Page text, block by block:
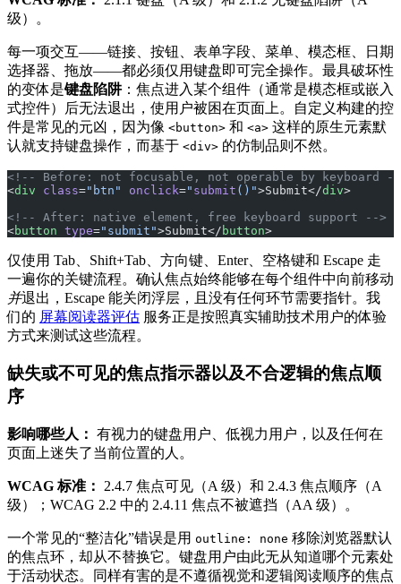
级）。
每一项交互——链接、按钮、表单字段、菜单、模态框、日期
选择器、拖放——都必须仅用键盘即可完全操作。最具破坏性
的变体是键盘陷阱：焦点进入某个组件（通常是模态框或嵌入
式控件）后无法退出，使用户被困在页面上。自定义构建的控
件是常见的元凶，因为像 <button> 和 <a> 这样的原生元素默
认就支持键盘操作，而基于 <div> 的仿制品则不然。
<!-- Before: not focusable, not operable by keyboard --
<div class="btn" onclick=" submit ()">Submit</div>
<!-- After: native element, free keyboard support -->
<button type="submit">Submit</ button>
仅使用 Tab、Shift+Tab、方向键、Enter、空格键和 Escape 走
一遍你的关键流程。确认焦点始终能够在每个组件中向前移动
并退出，Escape 能关闭浮层，且没有任何环节需要指针。我
们的 屏幕阅读器评估 服务正是按照真实辅助技术用户的体验
方式来测试这些流程。
缺失或不可见的焦点指示器以及不合逻辑的焦点顺
序
影响哪些人： 有视力的键盘用户、低视力用户，以及任何在
页面上迷失了当前位置的人。
WCAG 标准：
2.4.7 焦点可见（A 级）和 2.4.3 焦点顺序（A
级）；WCAG 2.2 中的 2.4.11 焦点不被遮挡（AA 级）。
一个常见的“整洁化”错误是用 outline: none 移除浏览器默认
的焦点环，却从不替换它。键盘用户由此无从知道哪个元素处
于活动状态。同样有害的是不遵循视觉和逻辑阅读顺序的焦点